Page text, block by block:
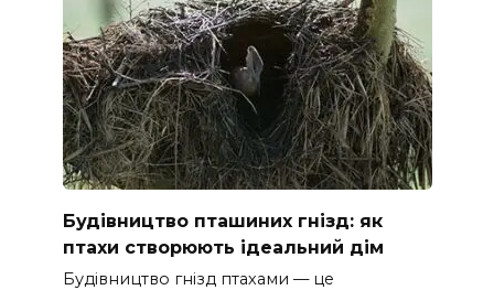
Будівництво пташиних гнізд: як
птахи створюють ідеальний дім
Будівництво гнізд птахами — це